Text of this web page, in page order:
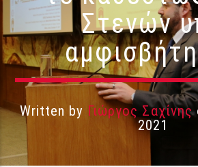
Στενών
Written by Γιώργος Σαχίνης
2021